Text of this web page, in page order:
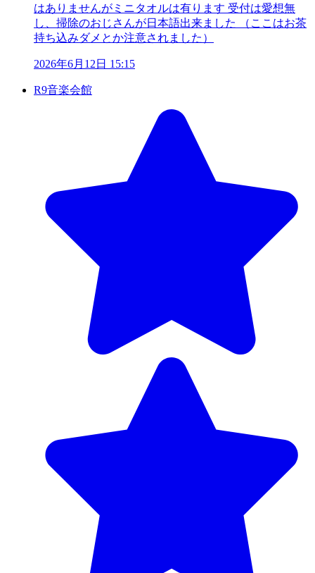
はありませんがミニタオルは有ります 受付は愛想無
し、掃除のおじさんが日本語出来ました （ここはお茶
持ち込みダメとか注意されました）
2026年6月12日 15:15
R9音楽会館